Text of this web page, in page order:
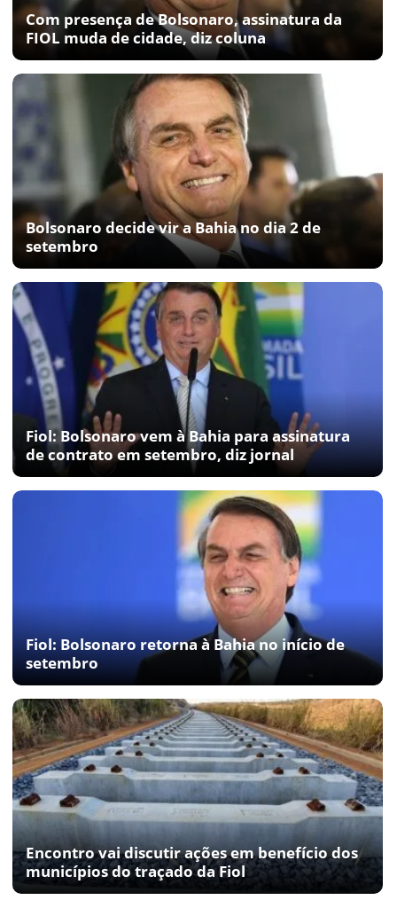
Com presença de Bolsonaro, assinatura da
FIOL muda de cidade, diz coluna
Bolsonaro decide vir a Bahia no dia 2 de
setembro
Fiol: Bolsonaro vem à Bahia para assinatura
de contrato em setembro, diz jornal
Fiol: Bolsonaro retorna à Bahia no início de
setembro
Encontro vai discutir ações em benefício dos
municípios do traçado da Fiol